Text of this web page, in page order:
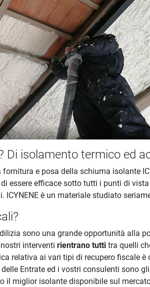
Di isolamento termico ed
e posa della schiuma isolante
essere efficace sotto tutti i punti di
ICYNENE è un materiale studiato
sono una grande opportunità alla
nostri interventi rientrano tutti tra quelli
relativa ai vari tipi di recupero fiscale
Entrate ed i vostri consulenti sono
il miglior isolante disponibile sul